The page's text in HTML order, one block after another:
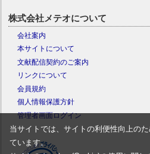
株式会社メテオについて
会社案内
本サイトについて
文献配信契約のご案内
リンクについて
会員規約
個人情報保護方針
管理者画面ログイン
当サイトでは、サイトの利便性向上の
ています。